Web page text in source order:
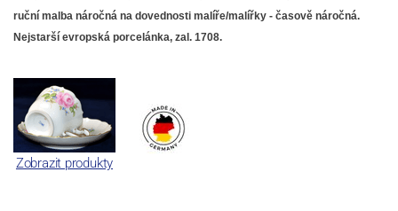
ruční malba náročná na dovednosti malíře/malířky - časově náročná.
Nejstarší evropská porcelánka, zal. 1708.
Zobrazit produkty